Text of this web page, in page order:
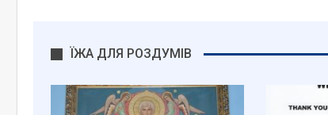
ЇЖА ДЛЯ РОЗДУМІВ